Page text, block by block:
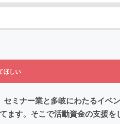
ほしい
ミナー業と多岐にわたるイベ
す。そこで活動資金の支援を